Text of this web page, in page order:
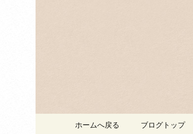
お中元
博多の
コンテンツへ移動
ホームへ戻る ブログトップ